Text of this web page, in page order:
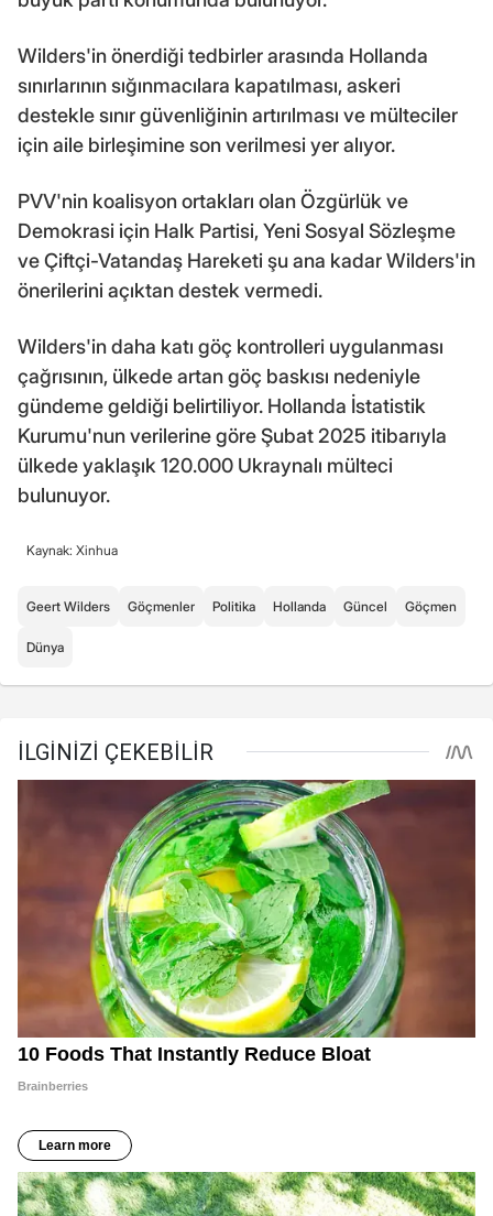
Wilders'in önerdiği tedbirler arasında Hollanda
sınırlarının sığınmacılara kapatılması, askeri
destekle sınır güvenliğinin artırılması ve mülteciler
için aile birleşimine son verilmesi yer alıyor.
PVV'nin koalisyon ortakları olan Özgürlük ve
Demokrasi için Halk Partisi, Yeni Sosyal Sözleşme
ve Çiftçi-Vatandaş Hareketi şu ana kadar Wilders'in
önerilerini açıktan destek vermedi.
Wilders'in daha katı göç kontrolleri uygulanması
çağrısının, ülkede artan göç baskısı nedeniyle
gündeme geldiği belirtiliyor. Hollanda İstatistik
Kurumu'nun verilerine göre Şubat 2025 itibarıyla
ülkede yaklaşık 120.000 Ukraynalı mülteci
bulunuyor.
Kaynak: Xinhua
Geert Wilders Göçmenler Politika Hollanda Güncel Göçmen
Dünya